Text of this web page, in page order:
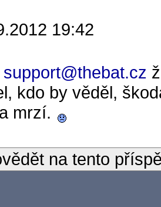
19:42
support@thebat.cz
kdo by věděl,
mrzí.
na tento